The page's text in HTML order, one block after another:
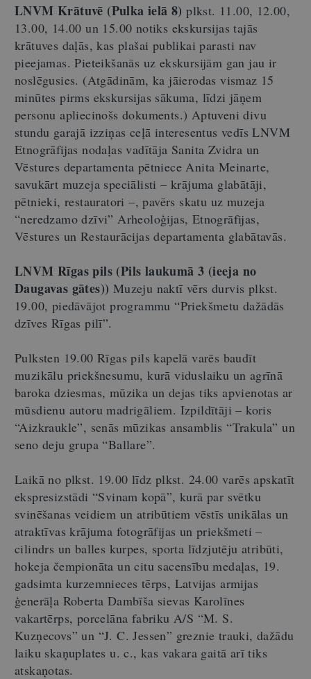
LNVM Krātuvē (Pulka ielā 8) plkst. 11.00, 12.00,
13.00, 14.00 un 15.00 notiks ekskursijas tajās
krātuves daļās, kas plašai publikai parasti nav
pieejamas. Pieteikšanās uz ekskursijām gan jau ir
noslēgusies. (Atgādinām, ka jāierodas vismaz 15
minūtes pirms ekskursijas sākuma, līdzi jāņem
personu apliecinošs dokuments.) Aptuveni divu
stundu garajā izziņas ceļā interesentus vedīs LNVM
Etnogrāfijas nodaļas vadītāja Sanita Zvidra un
Vēstures departamenta pētniece Anita Meinarte,
savukārt muzeja speciālisti – krājuma glabātāji,
pētnieki, restauratori –, pavērs skatu uz muzeja
“neredzamo dzīvi” Arheoloģijas, Etnogrāfijas,
Vēstures un Restaurācijas departamenta glabātavās.
LNVM Rīgas pils (Pils laukumā 3 (ieeja no
Daugavas gātes)) Muzeju naktī vērs durvis plkst.
19.00, piedāvājot programmu “Priekšmetu dažādās
dzīves Rīgas pilī”.
Pulksten 19.00 Rīgas pils kapelā varēs baudīt
muzikālu priekšnesumu, kurā viduslaiku un agrīnā
baroka dziesmas, mūzika un dejas tiks apvienotas ar
mūsdienu autoru madrigāliem. Izpildītāji – koris
“Aizkraukle”, senās mūzikas ansamblis “Trakula” un
seno deju grupa “Ballare”.
Laikā no plkst. 19.00 līdz plkst. 24.00 varēs apskatīt
ekspresizstādi “Svinam kopā”, kurā par svētku
svinēšanas veidiem un atribūtiem vēstīs unikālas un
atraktīvas krājuma fotogrāfijas un priekšmeti –
cilindrs un balles kurpes, sporta līdzjutēju atribūti,
hokeja čempionāta un citu sacensību medaļas, 19.
gadsimta kurzemnieces tērps, Latvijas armijas
ģenerāļa Roberta Dambīša sievas Karolīnes
vakartērps, porcelāna fabriku A/S “M. S.
Kuzņecovs” un “J. C. Jessen” greznie trauki, dažādu
laiku skaņuplates u. c., kas vakara gaitā arī tiks
atskaņotas.